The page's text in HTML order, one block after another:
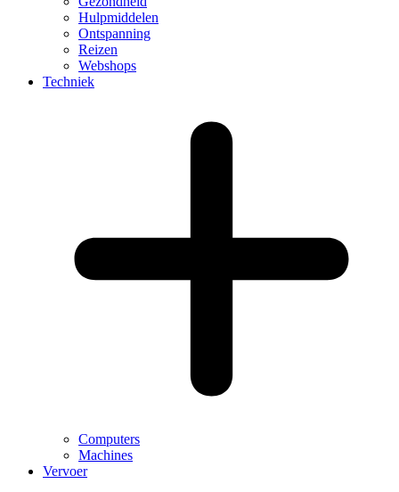
Hulpmiddelen
Ontspanning
Reizen
Webshops
Techniek
Computers
Machines
Vervoer